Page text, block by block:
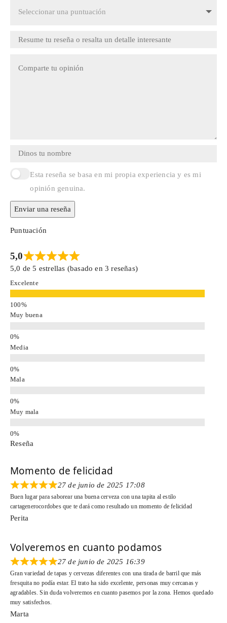
Esta reseña se basa en mi propia experiencia y es mi
opinión genuina.
Enviar una reseña
Puntuación
5,0
5,0 de 5 estrellas (basado en 3 reseñas)
Excelente
Muy buena
Media
Mala
Muy mala
Reseña
Momento de felicidad
27 de junio de 2025 17:08
Buen lugar para saborear una buena cerveza con una tapita al estilo
cartagenerocordobes que te dará como resultado un momento de felicidad
Perita
Volveremos en cuanto podamos
27 de junio de 2025 16:39
Gran variedad de tapas y cervezas diferentes con una tirada de barril que más
fresquita no podía estar. El trato ha sido excelente, personas muy cercanas y
agradables. Sin duda volveremos en cuanto pasemos por la zona. Hemos quedado
muy satisfechos.
Marta